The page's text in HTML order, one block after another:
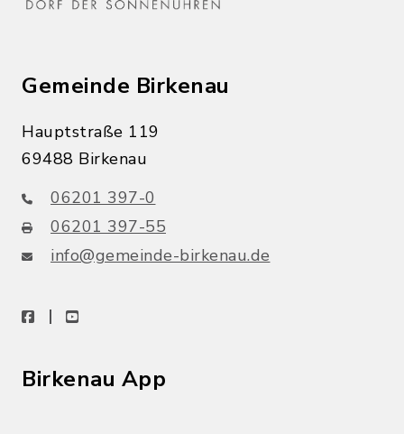
Gemeinde Birkenau
Hauptstraße 119
69488 Birkenau
06201 397-0
06201 397-55
info@gemeinde-birkenau.de
facebookyoutube
Birkenau App